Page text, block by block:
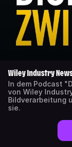
Wiley Industry
In dem Podcast
von Wiley
Bildverarbeitung
sie.